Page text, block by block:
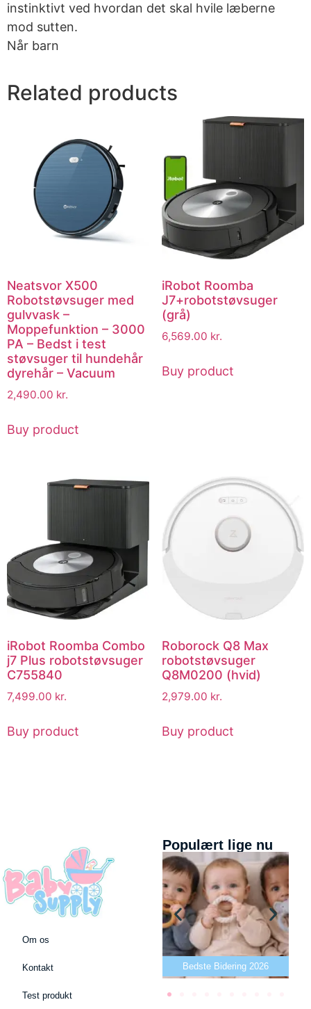
instinktivt ved hvordan det skal hvile læberne
mod sutten.
Når barn
Related products
Neatsvor X500
Robotstøvsuger med
gulvvask –
Moppefunktion – 3000
PA – Bedst i test
støvsuger til hundehår
dyrehår – Vacuum
2,490.00 kr.
Buy product
iRobot Roomba
J7+robotstøvsuger
(grå)
6,569.00 kr.
Buy product
iRobot Roomba Combo
j7 Plus robotstøvsuger
C755840
7,499.00 kr.
Buy product
Roborock Q8 Max
robotstøvsuger
Q8M0200 (hvid)
2,979.00 kr.
Buy product
Om os
Kontakt
Test produkt
Populært lige nu
Bedste puslepude 2026 Bedste Bidering 2026